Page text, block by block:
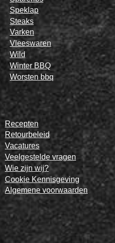
Speklap
Steaks
Varken
Vleeswaren
Wild
Winter BBQ
Worsten bbq
Recepten
Retourbeleid
Vacatures
Veelgestelde vragen
Wie zijn wij?
Cookie Kennisgeving
Algemene voorwaarden